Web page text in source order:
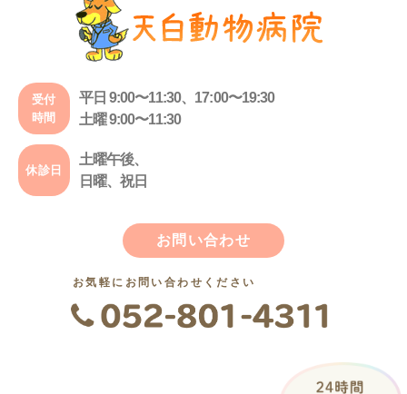
受付
時間
平日 9:00〜11:30、17:00〜19:30
土曜 9:00〜11:30
休診日
土曜午後、
日曜、祝日
お問い合わせ
お気軽にお問い合わせください